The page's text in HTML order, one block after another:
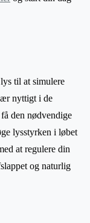
til at simulere
nyttigt i de
den nødvendige
lysstyrken i løbet
at regulere din
og naturlig